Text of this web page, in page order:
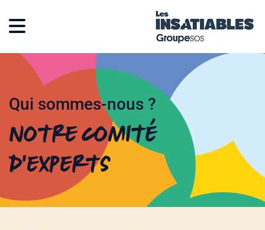
Qui sommes-nous ?
Notre comité
d’experts